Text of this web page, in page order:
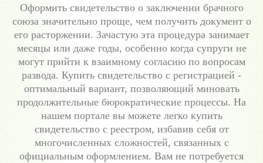
Оформить свидетельство о заключении брачного
союза значительно проще, чем получить документ о
его расторжении. Зачастую эта процедура занимает
месяцы или даже годы, особенно когда супруги не
могут прийти к взаимному согласию по вопросам
развода. Купить свидетельство с регистрацией -
оптимальный вариант, позволяющий миновать
продолжительные бюрократические процессы. На
нашем портале вы можете легко купить
свидетельство с реестром, избавив себя от
многочисленных сложностей, связанных с
официальным оформлением. Вам не потребуется